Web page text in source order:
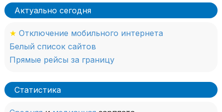
Актуально сегодня
★ Отключение мобильного интернета
Белый список сайтов
Прямые рейсы за границу
Статистика